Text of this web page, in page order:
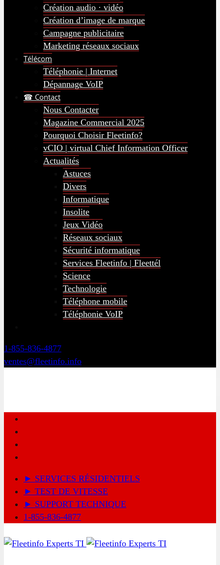
Création audio · vidéo
Création d’image de marque
Campagne publicitaire
Marketing réseaux sociaux
Télécom
Téléphonie | Internet
Dépannage VoIP
☎ Contact
Nous Contacter
Magazine Commercial 2025
Pourquoi Choisir Fleetinfo?
vCIO | virtual Chief Information Officer
Actualités
Astuces
Divers
Informatique
Insolite
Jeux Vidéo
Réseaux sociaux
Sécurité informatique
Services Fleetinfo | Fleettél
Science
Technologie
Téléphone mobile
Téléphonie VoIP
1-855-836-4877
ventes@fleetinfo.info
► SERVICES RÉSIDENTIELS
► TEST DE VITESSE
► SUPPORT TECHNIQUE
1-855-836-4877